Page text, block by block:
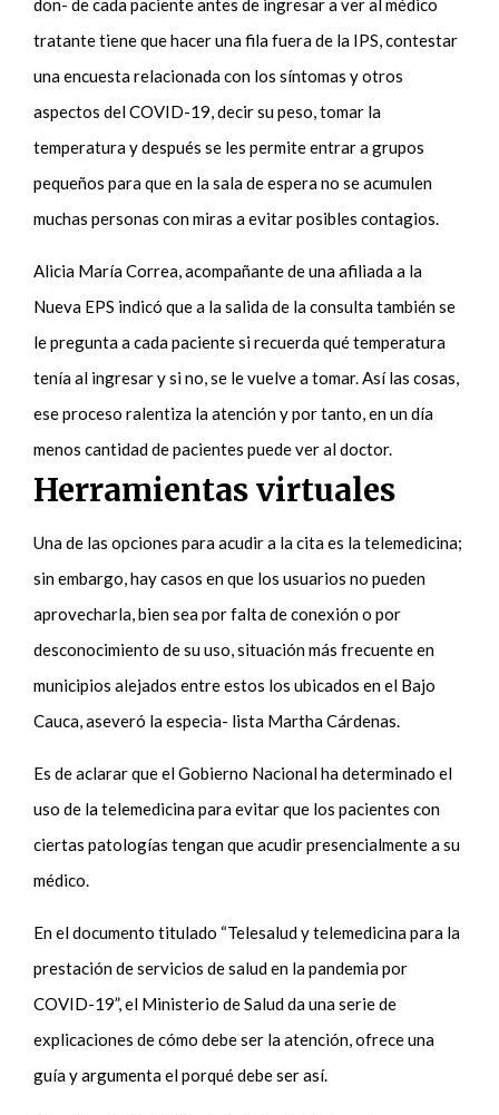
tratante tiene que hacer una fila fuera de la IPS, contestar
una encuesta relacionada con los síntomas y otros
aspectos del COVID-19, decir su peso, tomar la
temperatura y después se les permite entrar a grupos
pequeños para que en la sala de espera no se acumulen
muchas personas con miras a evitar posibles contagios.
Alicia María Correa, acompañante de una afiliada a la
Nueva EPS indicó que a la salida de la consulta también se
le pregunta a cada paciente si recuerda qué temperatura
tenía al ingresar y si no, se le vuelve a tomar. Así las cosas,
ese proceso ralentiza la atención y por tanto, en un día
menos cantidad de pacientes puede ver al doctor.
Herramientas virtuales
Una de las opciones para acudir a la cita es la telemedicina;
sin embargo, hay casos en que los usuarios no pueden
aprovecharla, bien sea por falta de conexión o por
desconocimiento de su uso, situación más frecuente en
municipios alejados entre estos los ubicados en el Bajo
Cauca, aseveró la especia- lista Martha Cárdenas.
Es de aclarar que el Gobierno Nacional ha determinado el
uso de la telemedicina para evitar que los pacientes con
ciertas patologías tengan que acudir presencialmente a su
médico.
En el documento titulado “Telesalud y telemedicina para la
prestación de servicios de salud en la pandemia por
COVID-19”, el Ministerio de Salud da una serie de
explicaciones de cómo debe ser la atención, ofrece una
guía y argumenta el porqué debe ser así.